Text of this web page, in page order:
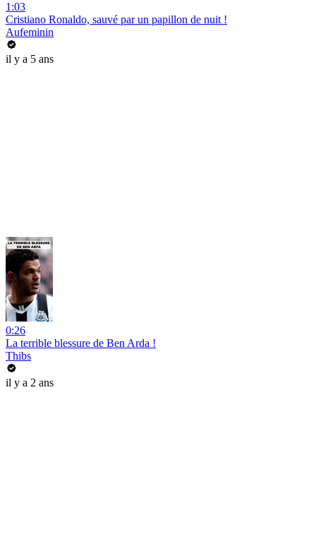
1:03
Cristiano Ronaldo, sauvé par un papillon de nuit !
Aufeminin
il y a 5 ans
0:26
La terrible blessure de Ben Arda !
Thibs
il y a 2 ans